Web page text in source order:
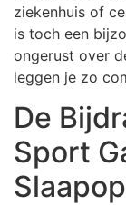
ziekenhuis of
is toch een
ongerust over
leggen je zo
De
Sport